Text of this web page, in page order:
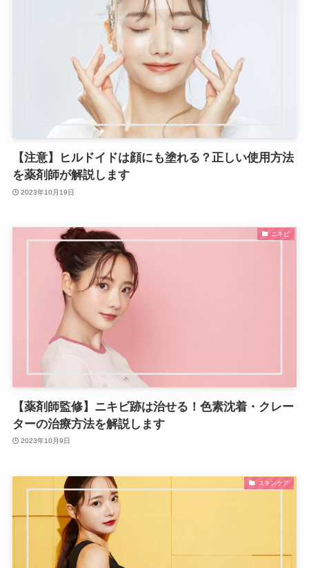
【注意】ヒルドイドは顔にも塗れる？正しい使用方法
を薬剤師が解説します
2023年10月19日
ニキビ
【薬剤師監修】ニキビ跡は治せる！色素沈着・クレー
ターの治療方法を解説します
2023年10月9日
スキンケア